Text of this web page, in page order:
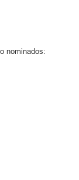
nominados: